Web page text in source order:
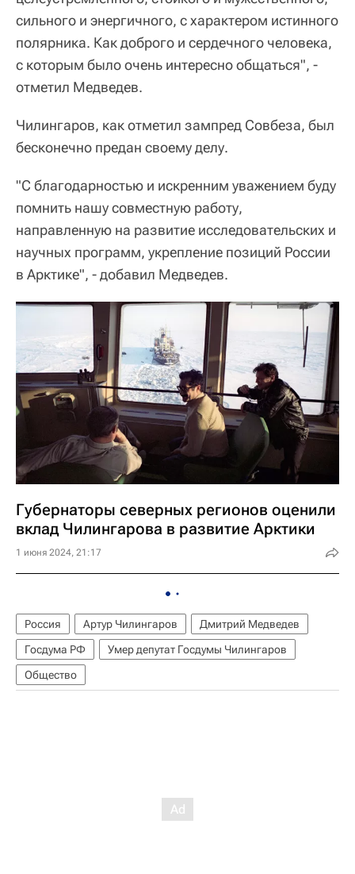
сильного и энергичного, с характером истинного
полярника. Как доброго и сердечного человека,
с которым было очень интересно общаться", -
отметил Медведев.
Чилингаров, как отметил зампред Совбеза, был
бесконечно предан своему делу.
"С благодарностью и искренним уважением буду
помнить нашу совместную работу,
направленную на развитие исследовательских и
научных программ, укрепление позиций России
в Арктике", - добавил Медведев.
Губернаторы северных регионов оценили
вклад Чилингарова в развитие Арктики
1 июня 2024, 21:17
Россия Артур Чилингаров
Дмитрий Медведев
Госдума РФ
Умер депутат Госдумы Чилингаров
Общество